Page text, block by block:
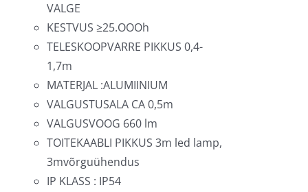
VALGE
KESTVUS ≥25.OOOh
TELESKOOPVARRE PIKKUS 0,4-
1,7m
MATERJAL :ALUMIINIUM
VALGUSTUSALA CA 0,5m
VALGUSVOOG 660 lm
TOITEKAABLI PIKKUS 3m led lamp,
3mvõrguühendus
IP KLASS : IP54